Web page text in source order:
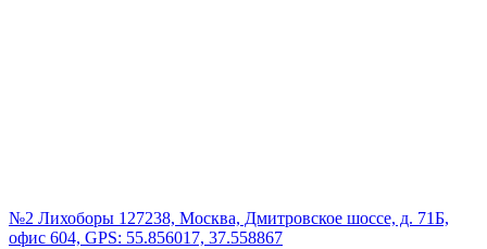
№2 Лихоборы 127238, Москва, Дмитровское шоссе, д. 71Б,
офис 604, GPS: 55.856017, 37.558867